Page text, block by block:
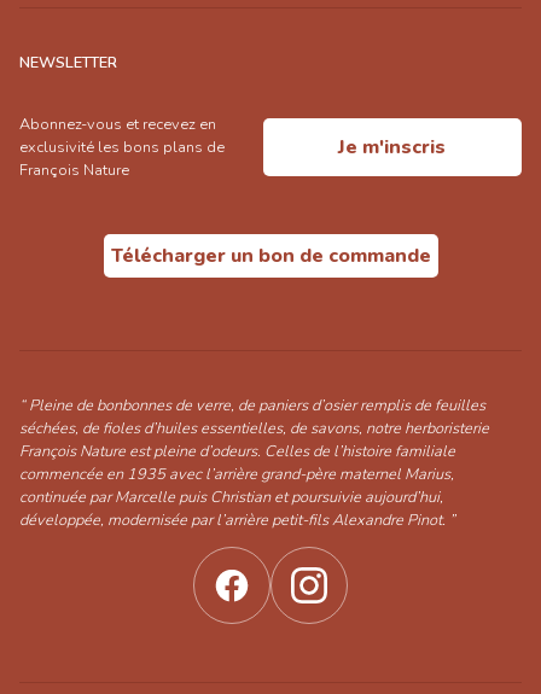
NEWSLETTER
Abonnez-vous et recevez en
exclusivité les bons plans de
François Nature
Je m'inscris
Télécharger un bon de commande
“ Pleine de bonbonnes de verre, de paniers d’osier remplis de feuilles
séchées, de fioles d’huiles essentielles, de savons, notre herboristerie
François Nature est pleine d’odeurs. Celles de l’histoire familiale
commencée en 1935 avec l’arrière grand-père maternel Marius,
continuée par Marcelle puis Christian et poursuivie aujourd’hui,
développée, modernisée par l’arrière petit-fils Alexandre Pinot. ”